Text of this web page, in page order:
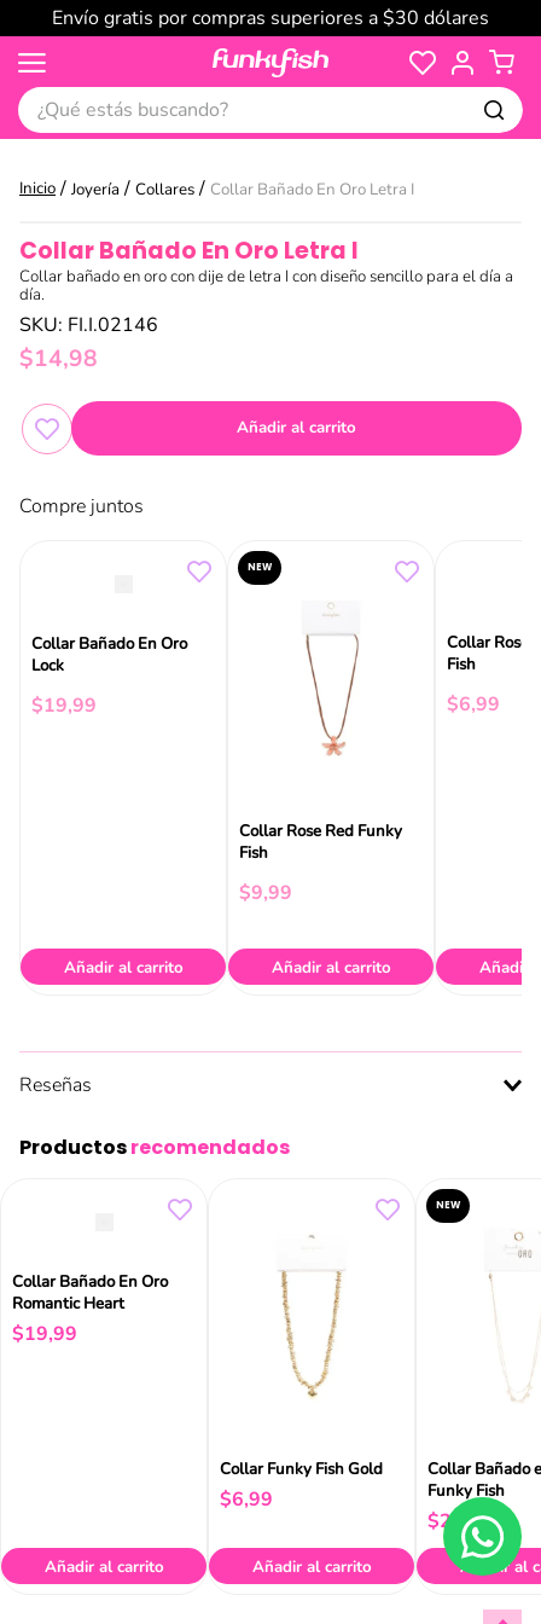
Envío gratis por compras superiores a $30 dólares
¿Qué estás buscando?
Joyería Collares Collar Bañado En Oro Letra I
Collar Bañado En Oro Letra I
Collar bañado en oro con dije de letra I con diseño sencillo para el día a
día.
SKU: FI.I.02146
$14,98
Añadir al carrito
Compre juntos
Collar Bañado En Oro
Lock
$19,99
Añadir al carrito
NEW
Collar Rose Red Funky
Fish
$9,99
Añadir al carrito
Collar Rose
Fish
$6,99
Añadir
Reseñas
Productosrecomendados
Collar Bañado En Oro
Romantic Heart
$19,99
Añadir al carrito
Collar Funky Fish Gold
$6,99
Añadir al carrito
NEW
Collar Bañado
Funky Fish
$24,99
Añadir al